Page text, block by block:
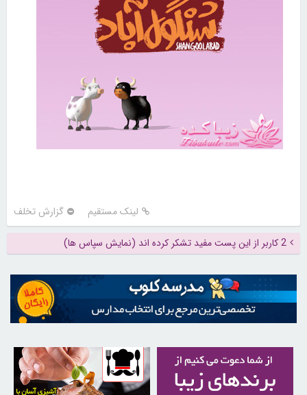
لینک مستقیم گزارش تخلف
2 کاربر از این پست مفید تشکر کرده اند (نمایش سپاس ها)